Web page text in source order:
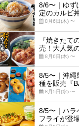
8/6〜｜ゆず
定のカルビ
8月6日(木) 〜
『焼きたて
売！大人気
8月6日(木) 〜
8/5〜｜沖縄
種を販売『
8月5日(水) 〜
8/5〜｜ハラ
フライが登